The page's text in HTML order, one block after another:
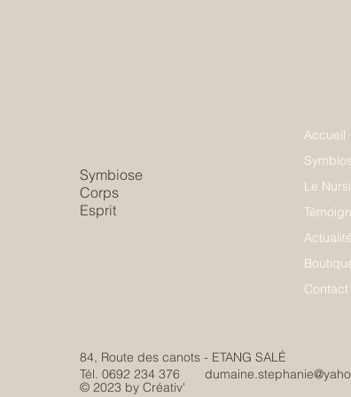
Symbiose
Corps
Esprit
Accueil
Le
Contact
© 2023 by Créativ'
84, Route des canots - ETANG SALÉ
Tél. 0692 234 376